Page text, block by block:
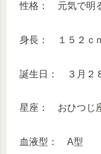
性格： 元気で明
身長： １５２ｃ
誕生日： ３月２
星座： おひつじ
血液型： A型